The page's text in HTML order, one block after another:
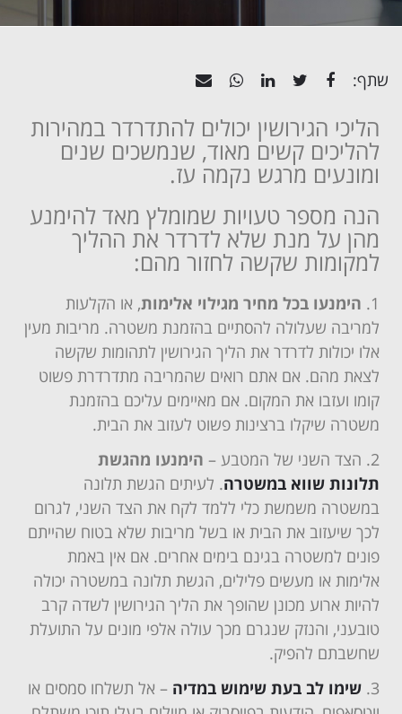
שתף:
הליכי הגירושין יכולים להתדרדר במהירות
להליכים קשים מאוד, שנמשכים שנים
ומונעים מרגש נקמה עז.
הנה מספר טעויות שמומלץ מאד להימנע
מהן על מנת שלא לדרדר את ההליך
למקומות שקשה לחזור מהם:
הימנעו בכל מחיר מגילוי אלימות, או הקלעות
למריבה שעלולה להסתיים בהזמנת משטרה. מריבות מעין
אלו יכולות לדרדר את הליך הגירושין לתהומות שקשה
לצאת מהם. אם אתם רואים שהמריבה מתדרדרת פשוט
קומו ועזבו את המקום. אם מאיימים עליכם בהזמנת
משטרה שיקלו ברצינות פשוט לעזוב את הבית.
הצד השני של המטבע – הימנעו מהגשת
תלונות שווא במשטרה. לעיתים הגשת תלונה
במשטרה משמשת כלי ללמד לקח את הצד השני, לגרום
לכך שיעזוב את הבית או בשל מריבות שלא בטוח שהייתם
פונים למשטרה בגינם בימים אחרים. אם אין באמת
אלימות או מעשים פלילים, הגשת תלונה במשטרה יכולה
להיות ארוע מכונן שהופך את הליך הגירושין לשדה קרב
טובעני, והנזק שנגרם מכך עולה אלפי מונים על התועלת
שחשבתם להפיק.
שימו לב בעת שימוש במדיה – אל תשלחו סמסים או